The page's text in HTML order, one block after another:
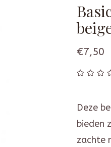
€7,50
Deze
bieden
zachte